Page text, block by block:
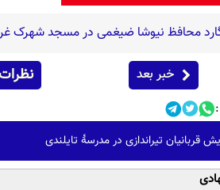
محافظ نیوشا ضیغمی در مسجد شهرک
خبر بعد
قربانیان تیراندازی در مدرسۀ تایلندی